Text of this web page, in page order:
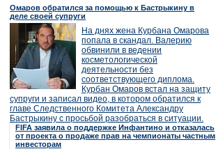
Омаров обратился за помощью к Бастрыкину в
деле своей супруги
На днях жена Курбана Омарова
попала в скандал. Валерию
обвинили в ведении
косметологической
деятельности без
соответствующего диплома.
Курбан Омаров встал на защиту
супруги и записал видео, в котором обратился к
главе Следственного Комитета Александру
Бастрыкину с просьбой разобраться в ситуации.
FIFA заявила о поддержке Инфантино и отказалась
от проекта о продаже прав на чемпионаты частным
инвесторам